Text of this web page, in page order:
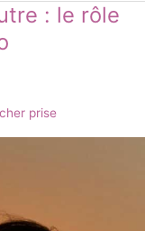
: le rôle
prise